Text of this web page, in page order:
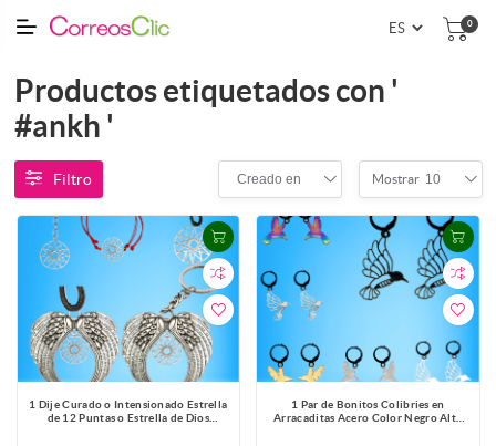
0
Productos etiquetados con '
#ankh '
Filtro Creado en Mostrar 10
1 Dije Curado o Intensionado Estrella
de 12 Puntas o Estrella de Dios
1 Par de Bonitos Colibries en
Arracaditas Acero Color Negro Alta